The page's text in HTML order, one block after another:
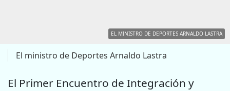
EL MINISTRO DE DEPORTES ARNALDO LASTRA
El ministro de Deportes Arnaldo Lastra
El Primer Encuentro de Integración y